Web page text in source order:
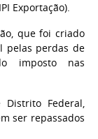
Exportação).
que foi criado
pelas perdas de
imposto nas
Distrito Federal,
ser repassados